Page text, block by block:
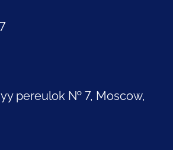
pereulok № 7, Moscow,